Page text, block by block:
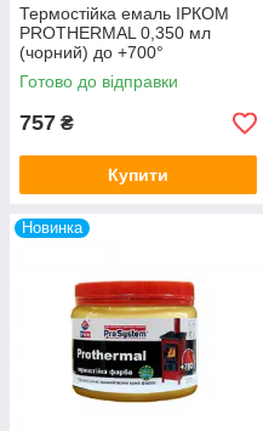
Термостійка емаль ІРКОМ
PROTHERMAL 0,350 мл
(чорний) до +700°
Готово до відправки
757 ₴
Купити
Новинка